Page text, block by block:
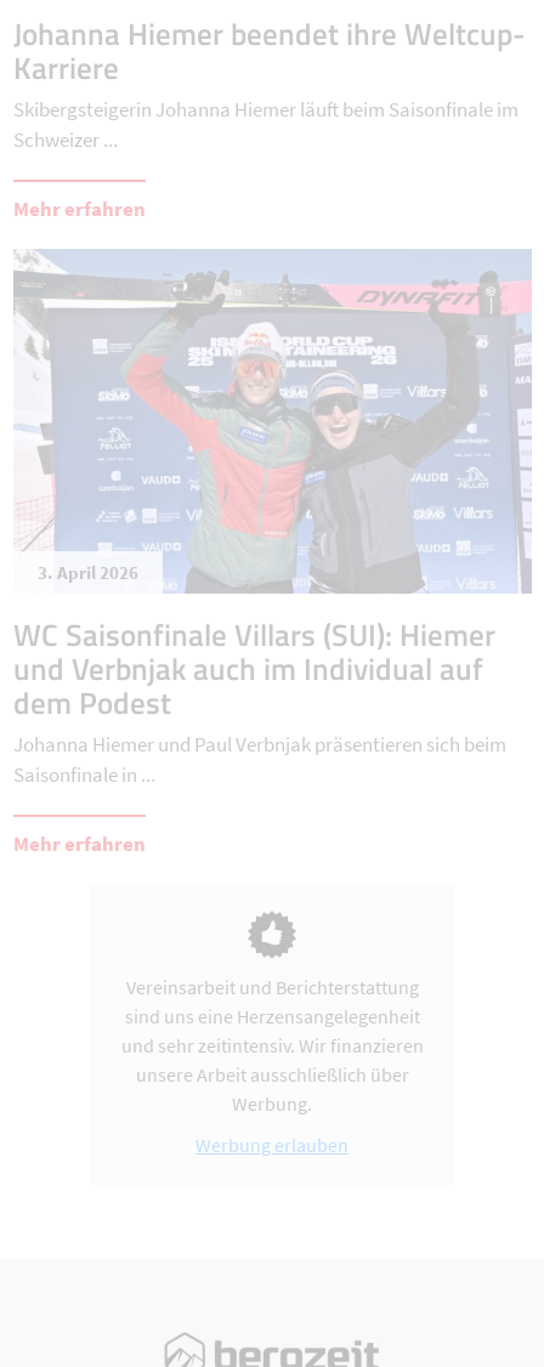
Johanna Hiemer beendet ihre Weltcup-
Karriere
Skibergsteigerin Johanna Hiemer läuft beim Saisonfinale im
Schweizer ...
Mehr erfahren
3. April 2026
WC Saisonfinale Villars (SUI): Hiemer
und Verbnjak auch im Individual auf
dem Podest
Johanna Hiemer und Paul Verbnjak präsentieren sich beim
Saisonfinale in ...
Mehr erfahren
Vereinsarbeit und Berichterstattung
sind uns eine Herzensangelegenheit
und sehr zeitintensiv. Wir finanzieren
unsere Arbeit ausschließlich über
Werbung.
Werbung erlauben